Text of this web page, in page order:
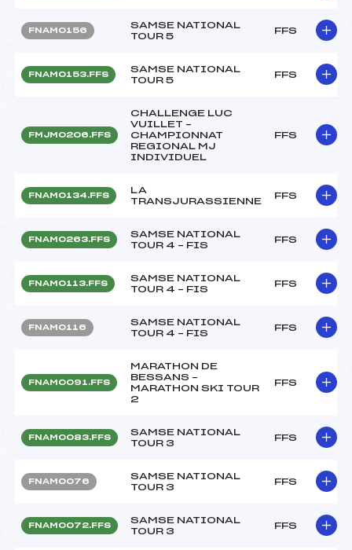
FNAM0156
SAMSE NATIONAL
TOUR 5
FFS
FNAM0153.FFS
SAMSE NATIONAL
TOUR 5
FFS
FMJM0206.FFS
CHALLENGE LUC
VUILLET –
CHAMPIONNAT
REGIONAL MJ
INDIVIDUEL
FFS
FNAM0134.FFS
LA
TRANSJURASSIENNE
FFS
FNAM0263.FFS
SAMSE NATIONAL
TOUR 4 – FIS
FFS
FNAM0113.FFS
SAMSE NATIONAL
TOUR 4 – FIS
FFS
FNAM0116
SAMSE NATIONAL
TOUR 4 – FIS
FFS
FNAM0091.FFS
MARATHON DE
BESSANS –
MARATHON SKI TOUR
2
FFS
FNAM0083.FFS
SAMSE NATIONAL
TOUR 3
FFS
FNAM0076
SAMSE NATIONAL
TOUR 3
FFS
FNAM0072.FFS
SAMSE NATIONAL
TOUR 3
FFS